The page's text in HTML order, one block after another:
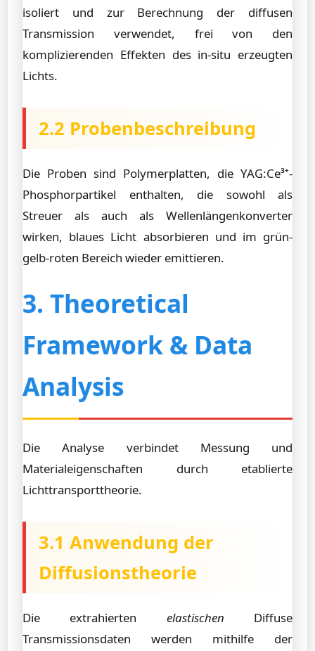
isoliert und zur Berechnung der diffusen
Transmission verwendet, frei von den
komplizierenden Effekten des in-situ erzeugten
Lichts.
2.2 Probenbeschreibung
Die Proben sind Polymerplatten, die YAG:Ce³⁺-
Phosphorpartikel enthalten, die sowohl als
Streuer als auch als Wellenlängenkonverter
wirken, blaues Licht absorbieren und im grün-
gelb-roten Bereich wieder emittieren.
3. Theoretical
Framework & Data
Analysis
Die Analyse verbindet Messung und
Materialeigenschaften durch etablierte
Lichttransporttheorie.
3.1 Anwendung der
Diffusionstheorie
Die extrahierten elastischen Diffuse
Transmissionsdaten werden mithilfe der